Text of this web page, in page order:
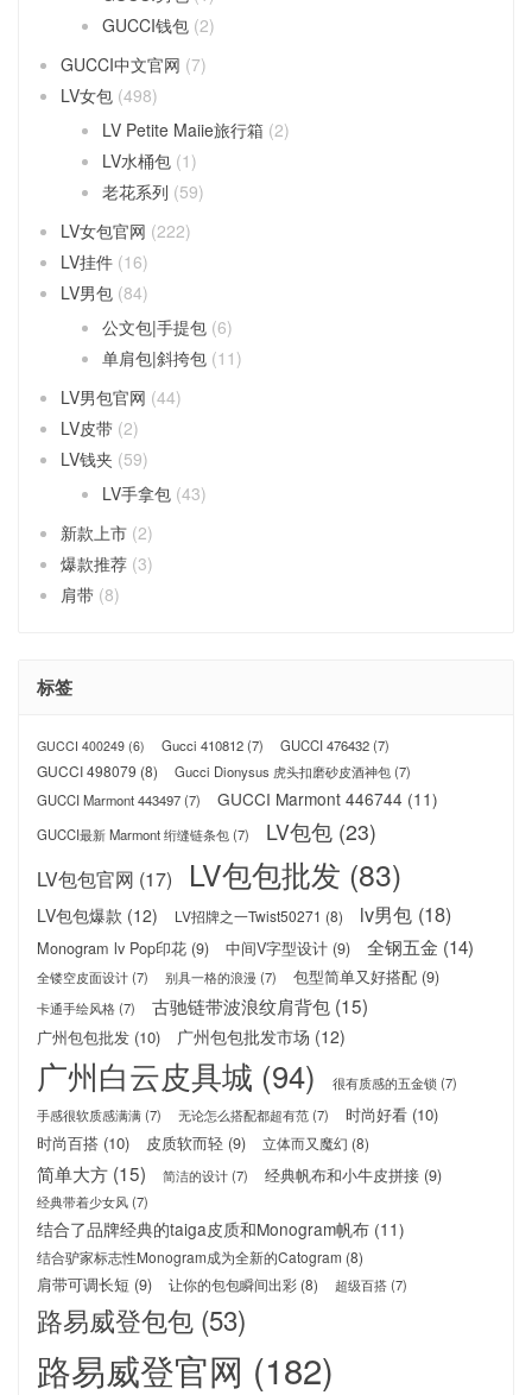
GUCCI钱包 (2)
GUCCI中文官网 (7)
LV女包 (498)
LV Petite Maiie旅行箱 (2)
LV水桶包 (1)
老花系列 (59)
LV女包官网 (222)
LV挂件 (16)
LV男包 (84)
公文包|手提包 (6)
单肩包|斜挎包 (11)
LV男包官网 (44)
LV皮带 (2)
LV钱夹 (59)
LV手拿包 (43)
新款上市 (2)
爆款推荐 (3)
肩带 (8)
标签
GUCCI 400249 (6) Gucci 410812(7) GUCCI 476432(7)
GUCCI 498079 (8) Gucci Dionysus 虎头扣磨砂皮酒神包(7)
GUCCI Marmont 443497(7) GUCCI Marmont 446744 (11)
GUCCI最新 Marmont 绗缝链条包(7) LV包包 (23)
LV包包官网 (17) LV包包批发 (83)
LV包包爆款 (12) LV招牌之一Twist50271 (8) lv男包 (18)
Monogram lv Pop印花 (9) 中间V字型设计 (9) 全钢五金 (14)
全镂空皮面设计(7) 别具一格的浪漫 (7) 包型简单又好搭配 (9)
卡通手绘风格(7) 古驰链带波浪纹肩背包 (15)
广州包包批发 (10) 广州包包批发市场 (12)
广州白云皮具城 (94) 很有质感的五金锁 (7)
手感很软质感满满(7) 无论怎么搭配都超有范(7) 时尚好看 (10)
时尚百搭 (10) 皮质软而轻 (9) 立体而又魔幻 (8)
简单大方 (15) 简洁的设计(7) 经典帆布和小牛皮拼接 (9)
经典带着少女风(7)
结合了品牌经典的taiga皮质和Monogram帆布 (11)
结合驴家标志性Monogram成为全新的Catogram (8)
肩带可调长短 (9) 让你的包包瞬间出彩 (8) 超级百搭(7)
路易威登包包 (53)
路易威登官网 (182)